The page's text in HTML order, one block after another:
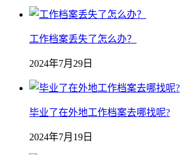
工作档案丢失了怎么办？
2024年7月29日
毕业了在外地工作档案去哪找呢?
2024年7月19日